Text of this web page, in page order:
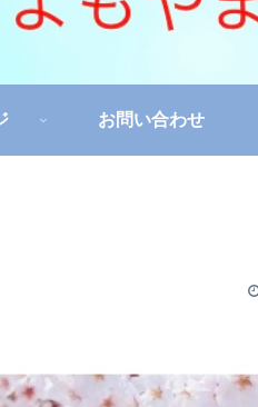
お問い合わせ